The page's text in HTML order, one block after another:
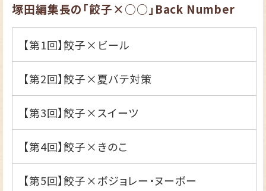
塚田編集長の「餃子×○○」Back Number
【第1回】餃子×ビール
【第2回】餃子×夏バテ対策
【第3回】餃子×スイーツ
【第4回】餃子×きのこ
【第5回】餃子×ボジョレー・ヌーボー